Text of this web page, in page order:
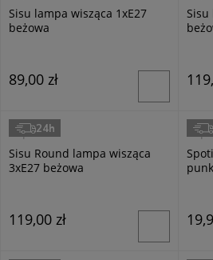
Sisu lampa wisząca 1xE27
beżowa
89,00 zł
Sisu
Superled
Sisu Round lampa wisząca
3xE27 beżowa
119,00 zł
24h